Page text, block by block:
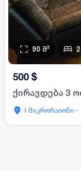
90 მ² 2
500 $
ქირავდება 3
I მიკრორაიონი